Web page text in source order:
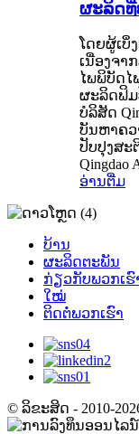
ຜະລິດທີ່
ໂດຍຜູ້ເບິ່
ເນື່ອງຈາ
ໄພພິບັດໄ
ຜະລິດຟິມ
ບໍລິສັດ
ບັນຫາຄວ
ປັບປຸງສະ
Qingdao
ອ່ານຕື່ມ
ບ້ານ
ຜະລິດຕະພັນ
ກ່ຽວກັບພວກເຮົ
ໃໝ່
ຕິດຕໍ່ພວກເຮົາ
© ລິຂະສິດ - 2010-